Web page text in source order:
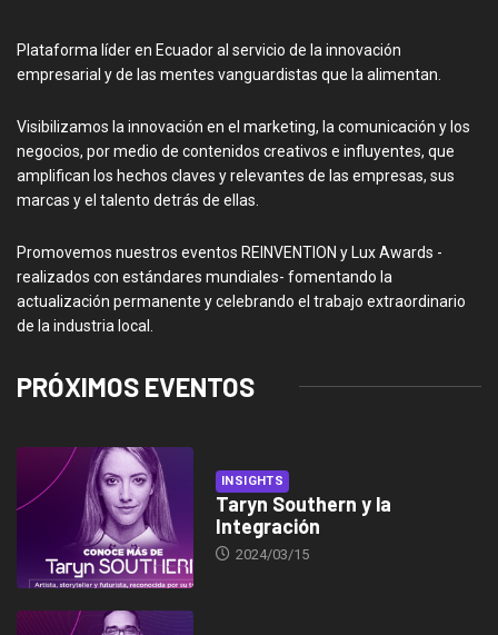
Plataforma líder en Ecuador al servicio de la innovación
empresarial y de las mentes vanguardistas que la alimentan.
Visibilizamos la innovación en el marketing, la comunicación y los
negocios, por medio de contenidos creativos e influyentes, que
amplifican los hechos claves y relevantes de las empresas, sus
marcas y el talento detrás de ellas.
Promovemos nuestros eventos REINVENTION y Lux Awards -
realizados con estándares mundiales- fomentando la
actualización permanente y celebrando el trabajo extraordinario
de la industria local.
PRÓXIMOS EVENTOS
INSIGHTS
Taryn Southern y la
Integración
2024/03/15